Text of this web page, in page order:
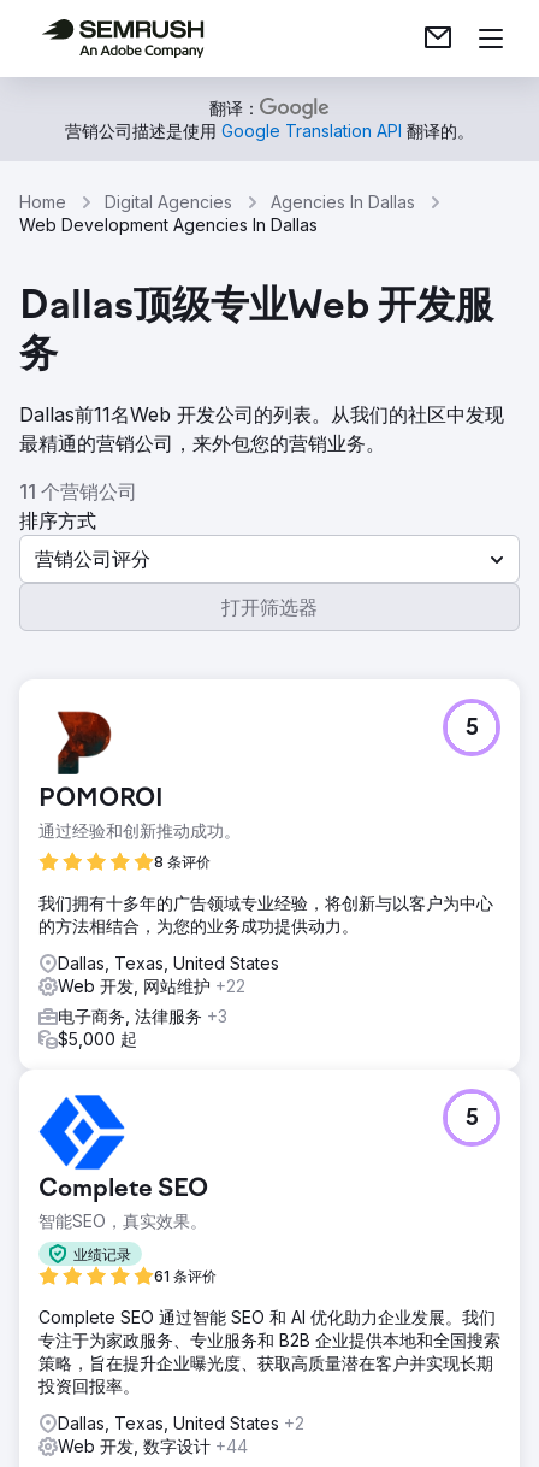
翻译：
营销公司描述是使用 Google Translation API 翻译的。
Home Digital Agencies
Agencies In Dallas
Web Development Agencies In Dallas
Dallas顶级专业Web 开发服
务
Dallas前11名Web 开发公司的列表。从我们的社区中发现
最精通的营销公司，来外包您的营销业务。
11 个营销公司
排序方式
营销公司评分
打开筛选器
POMOROI
通过经验和创新推动成功。
8 条评价
5
我们拥有十多年的广告领域专业经验，将创新与以客户为中心
的方法相结合，为您的业务成功提供动力。
Dallas, Texas, United States
Web 开发, 网站维护 +22
电子商务, 法律服务 +3
$5,000 起
Complete SEO
智能SEO，真实效果。
业绩记录
61 条评价
5
Complete SEO 通过智能 SEO 和 AI 优化助力企业发展。我们
专注于为家政服务、专业服务和 B2B 企业提供本地和全国搜索
策略，旨在提升企业曝光度、获取高质量潜在客户并实现长期
投资回报率。
Dallas, Texas, United States +2
Web 开发, 数字设计 +44